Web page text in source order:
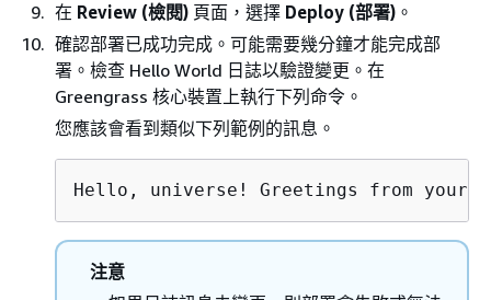
在 Review (檢閱) 頁面，選擇 Deploy (部署) 。
確認部署已成功完成。可能需要幾分鐘才能完成部
署。檢查 Hello World 日誌以驗證變更。在
Greengrass 核心裝置上執行下列命令。
您應該會看到類似下列範例的訊息。
Hello, universe! Greetings from your
注意